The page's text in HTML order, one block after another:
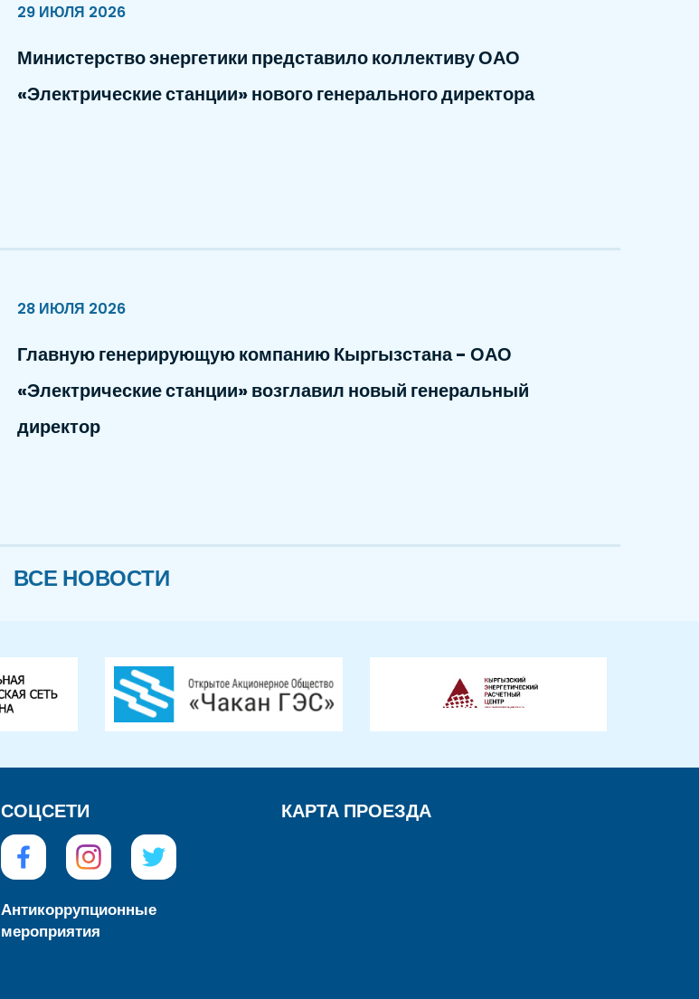
29 ИЮЛЯ 2026
Министерство энергетики представило коллективу ОАО
«Электрические станции» нового генерального директора
28 ИЮЛЯ 2026
Главную генерирующую компанию Кыргызстана - ОАО
«Электрические станции» возглавил новый генеральный
директор
ВСЕ НОВОСТИ
СОЦСЕТИ
Антикоррупционные
мероприятия
КАРТА ПРОЕЗДА